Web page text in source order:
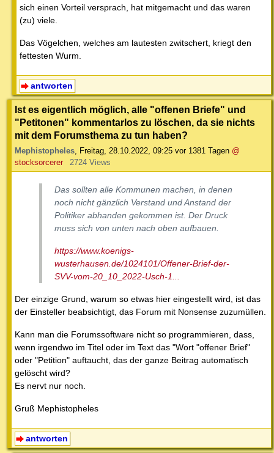
sich einen Vorteil versprach, hat mitgemacht und das waren
(zu) viele.
Das Vögelchen, welches am lautesten zwitschert, kriegt den
fettesten Wurm.
antworten
Ist es eigentlich möglich, alle "offenen Briefe" und
"Petitonen" kommentarlos zu löschen, da sie nichts
mit dem Forumsthema zu tun haben?
Mephistopheles, Freitag, 28.10.2022, 09:25 vor 1381 Tagen @
stocksorcerer
2724 Views
Das sollten alle Kommunen machen, in denen
noch nicht gänzlich Verstand und Anstand der
Politiker abhanden gekommen ist. Der Druck
muss sich von unten nach oben aufbauen.
https://www.koenigs-
wusterhausen.de/1024101/Offener-Brief-der-
SVV-vom-20_10_2022-Usch-1...
Der einzige Grund, warum so etwas hier eingestellt wird, ist das
der Einsteller beabsichtigt, das Forum mit Nonsense zuzumüllen.
Kann man die Forumssoftware nicht so programmieren, dass,
wenn irgendwo im Titel oder im Text das "Wort "offener Brief"
oder "Petition" auftaucht, das der ganze Beitrag automatisch
gelöscht wird?
Es nervt nur noch.
Gruß Mephistopheles
antworten